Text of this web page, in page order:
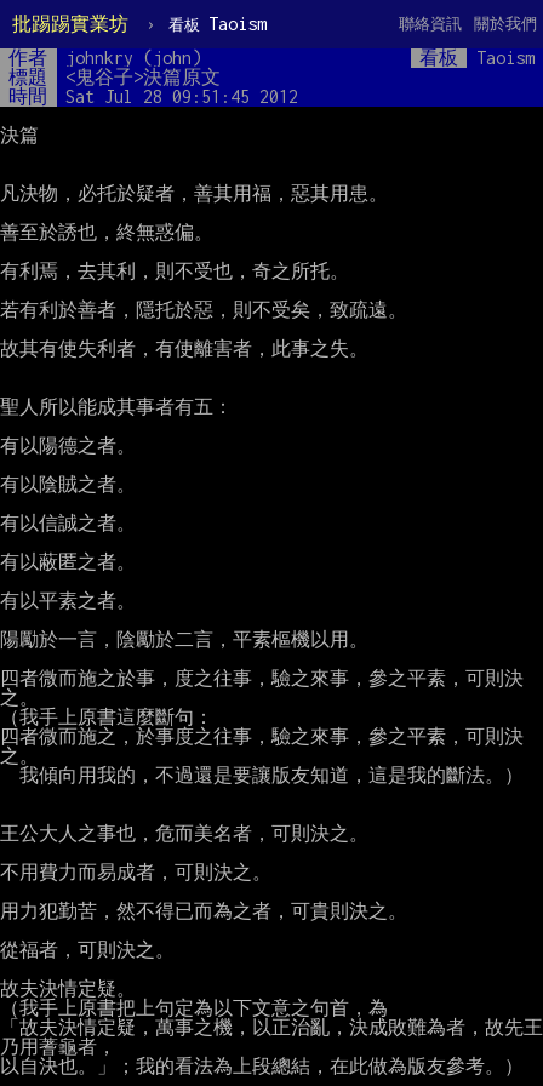
批踢踢實業坊 › 看板 Taoism 關於我們
聯絡資訊
作者 johnkry (john) 看板
Taoism
標題
<鬼谷子>決篇原文
時間
Sat Jul 28 09:51:45 2012
決篇
凡決物，必托於疑者，善其用福，惡其用患。
善至於誘也，終無惑偏。
有利焉，去其利，則不受也，奇之所托。
若有利於善者，隱托於惡，則不受矣，致疏遠。
故其有使失利者，有使離害者，此事之失。
聖人所以能成其事者有五：
有以陽德之者。
有以陰賊之者。
有以信誠之者。
有以蔽匿之者。
有以平素之者。
陽勵於一言，陰勵於二言，平素樞機以用。
四者微而施之於事，度之往事，驗之來事，參之平素，可則決
之。
（我手上原書這麼斷句：
四者微而施之，於事度之往事，驗之來事，參之平素，可則決
之。
王公大人之事也，危而美名者，可則決之。
不用費力而易成者，可則決之。
用力犯勤苦，然不得已而為之者，可貴則決之。
從福者，可則決之。
故夫決情定疑。
（我手上原書把上句定為以下文意之句首，為
「故夫決情定疑，萬事之機，以正治亂，決成敗難為者，故先王
乃用蓍龜者，
以自決也。」；我的看法為上段總結，在此做為版友參考。）